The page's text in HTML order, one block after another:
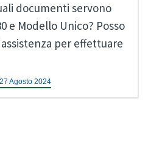
documenti servono
e Modello Unico? Posso
per effettuare
27 Agosto 2024